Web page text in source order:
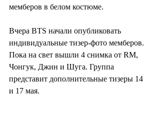
мемберов в белом костюме.
Вчера BTS начали опубликовать
индивидуальные тизер-фото мемберов.
Пока на свет вышли 4 снимка от RM,
Чонгук, Джин и Шуга. Группа
представит дополнительные тизеры 14
и 17 мая.